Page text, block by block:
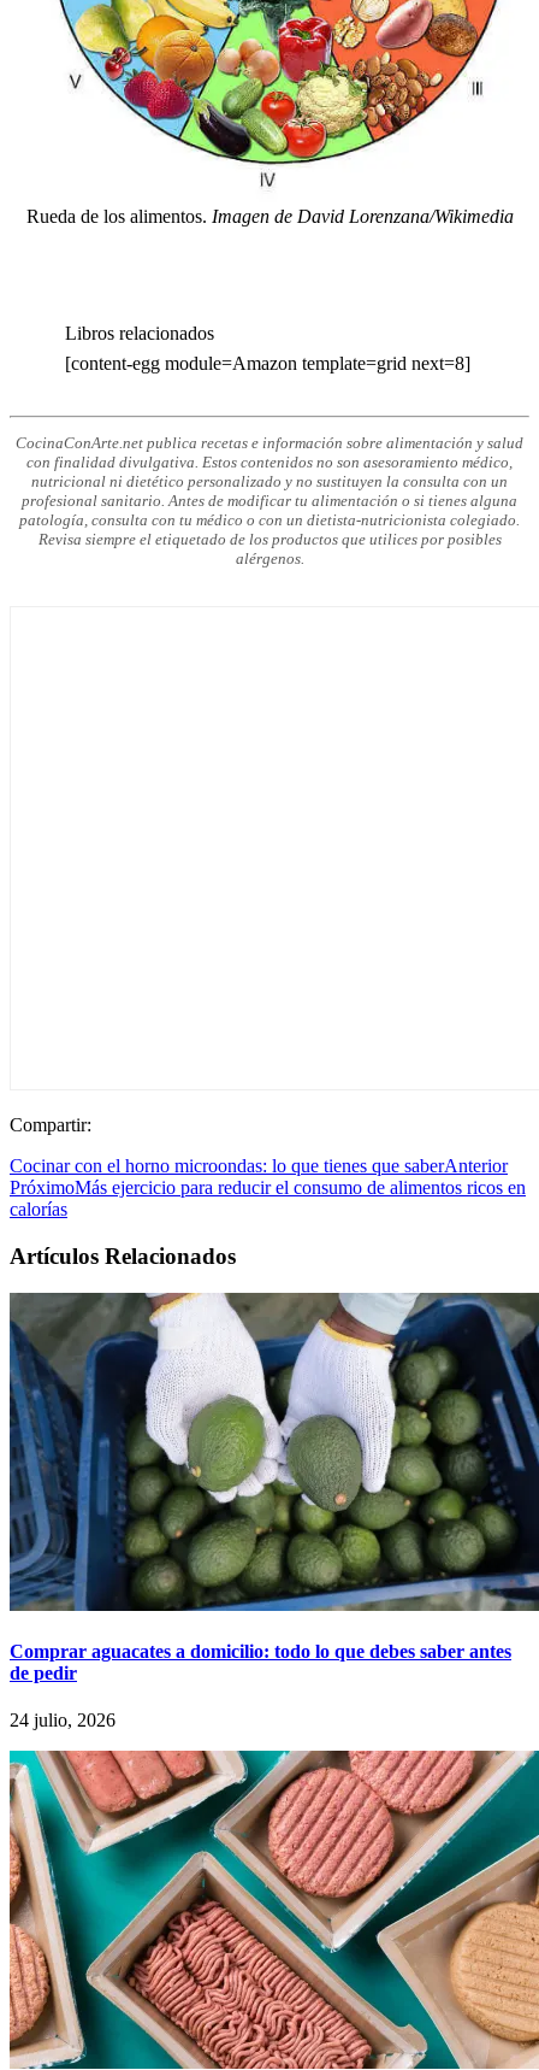
Rueda de los alimentos. Imagen de David Lorenzana/Wikimedia
Libros relacionados
[content-egg module=Amazon template=grid next=8]
CocinaConArte.net publica recetas e información sobre alimentación y salud
con finalidad divulgativa. Estos contenidos no son asesoramiento médico,
nutricional ni dietético personalizado y no sustituyen la consulta con un
profesional sanitario. Antes de modificar tu alimentación o si tienes alguna
patología, consulta con tu médico o con un dietista-nutricionista colegiado.
Revisa siempre el etiquetado de los productos que utilices por posibles
alérgenos.
Compartir:
Cocinar con el horno microondas: lo que tienes que saberAnterior
PróximoMás ejercicio para reducir el consumo de alimentos ricos en
calorías
Artículos Relacionados
Comprar aguacates a domicilio: todo lo que debes saber antes
de pedir
24 julio, 2026